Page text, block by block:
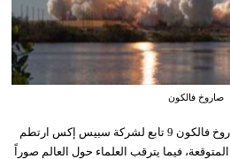
صاروخ فالكون
يُعتقد أن جزءاً ضخماً تائهاً من صاروخ فالكون 9 تابع لشركة سبيس إكس ارتطم
فيما يترقب العلماء حول العالم صوراً